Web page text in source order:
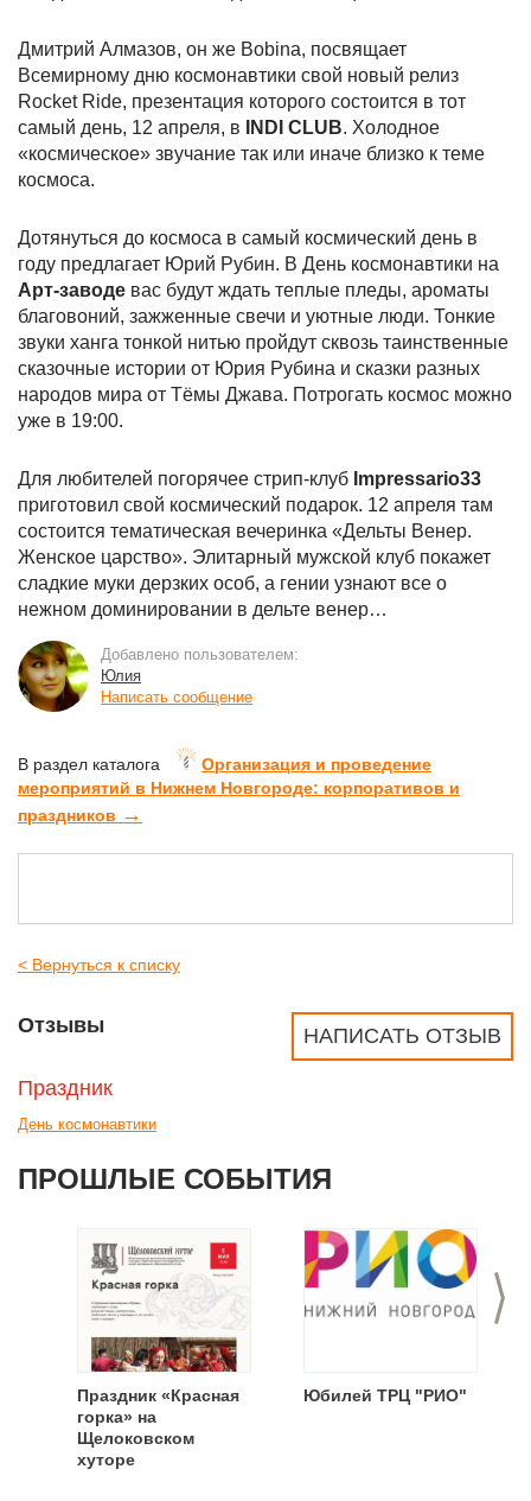
Дмитрий Алмазов, он же Bobina, посвящает
Всемирному дню космонавтики свой новый релиз
Rocket Ride, презентация которого состоится в тот
самый день, 12 апреля, в INDI CLUB. Холодное
«космическое» звучание так или иначе близко к теме
космоса.
Дотянуться до космоса в самый космический день в
году предлагает Юрий Рубин. В День космонавтики на
Арт-заводе вас будут ждать теплые пледы, ароматы
благовоний, зажженные свечи и уютные люди. Тонкие
звуки ханга тонкой нитью пройдут сквозь таинственные
сказочные истории от Юрия Рубина и сказки разных
народов мира от Тёмы Джава. Потрогать космос можно
уже в 19:00.
Для любителей погорячее стрип-клуб Impressario33
приготовил свой космический подарок. 12 апреля там
состоится тематическая вечеринка «Дельты Венер.
Женское царство». Элитарный мужской клуб покажет
сладкие муки дерзких особ, а гении узнают все о
нежном доминировании в дельте венер…
Добавлено пользователем:
Юлия
Написать сообщение
В раздел каталога
Организация и проведение
мероприятий в Нижнем Новгороде: корпоративов и
праздников →
< Вернуться к списку
НАПИСАТЬ ОТЗЫВ
Отзывы
Праздник
День космонавтики
ПРОШЛЫЕ СОБЫТИЯ
>
Праздник «Красная
горка» на
Щелоковском
хуторе
Юбилей ТРЦ "РИО"